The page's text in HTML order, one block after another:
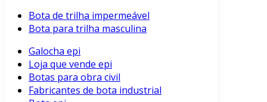
Bota de trilha impermeável
Bota para trilha masculina
Galocha epi
Loja que vende epi
Botas para obra civil
Fabricantes de bota industrial